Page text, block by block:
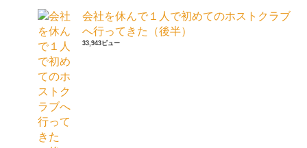
会社を休んで１人で初めてのホストクラブ
へ行ってきた（後半）
33,943ビュー